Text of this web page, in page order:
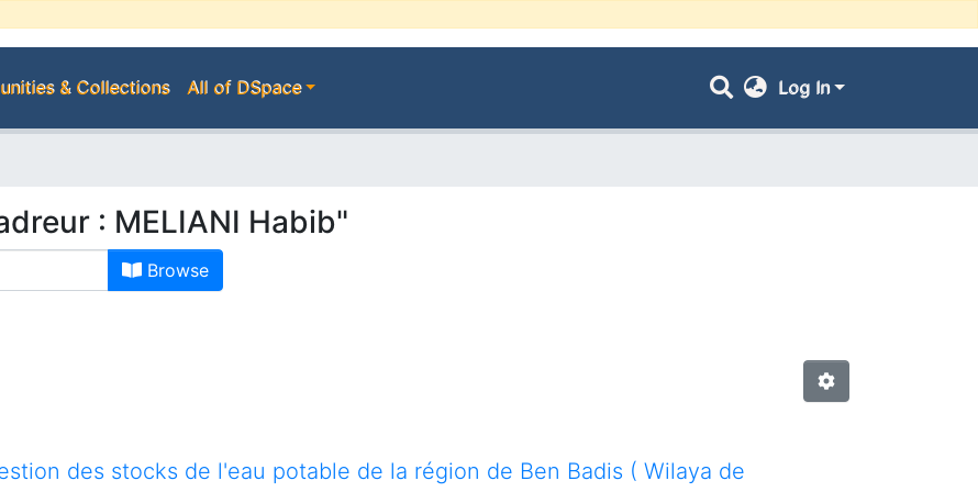
& Collections All of DSpace Log In
: MELIANI Habib"
Browse
des stocks de l'eau potable de la région de Ben Badis ( Wilaya de